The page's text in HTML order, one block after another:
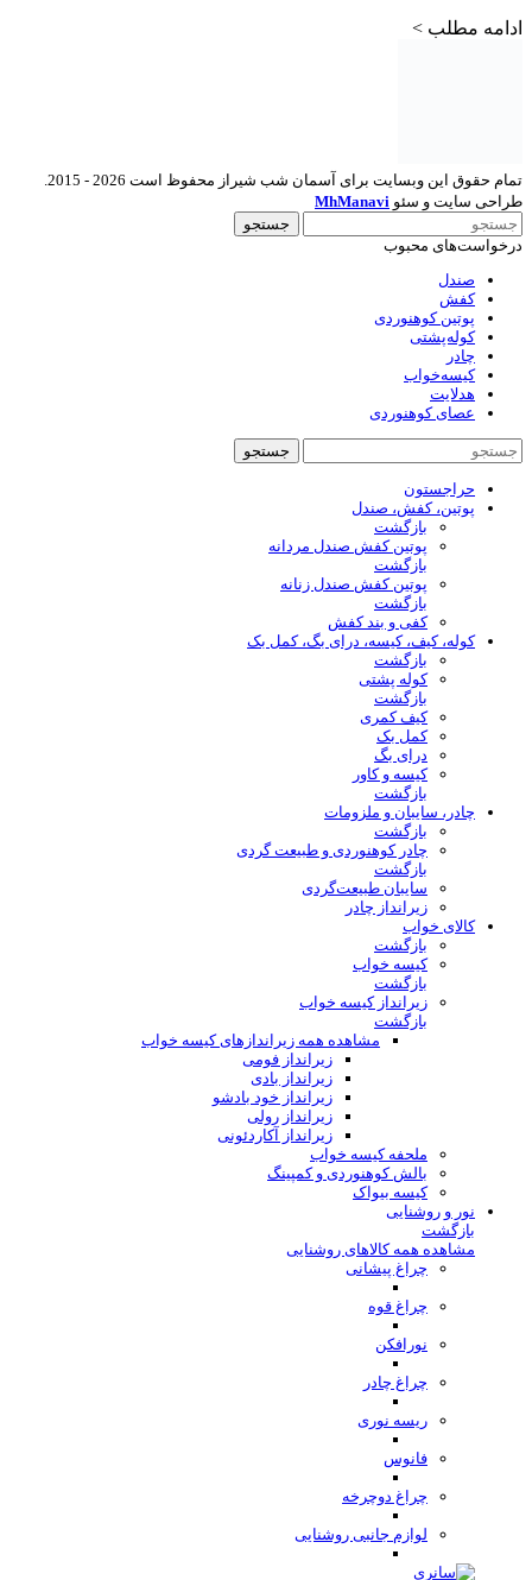
ادامه مطلب >
طراحی سایت و سئو MhManavi
جستجو
درخواست‌های محبوب
صندل
کفش
پوتین کوهنوردی
کوله‌پشتی
چادر
کیسه‌خواب
هدلایت
عصای کوهنوردی
جستجو
حراجستون
پوتین، کفش، صندل
بازگشت
پوتین کفش صندل مردانه
بازگشت
پوتین کفش صندل زنانه
بازگشت
کفی و بند کفش
کوله، کیف، کیسه، درای بگ، کمل بک
بازگشت
کوله پشتی
بازگشت
کیف کمری
کمل بک
درای بگ
کیسه و کاور
بازگشت
چادر، سایبان و ملزومات
بازگشت
چادر کوهنوردی و طبیعت گردی
بازگشت
سایبان طبیعت‌گردی
زیرانداز چادر
کالای خواب
بازگشت
کیسه خواب
بازگشت
زیرانداز کیسه خواب
بازگشت
مشاهده همه زیراندازهای کیسه خواب
زیرانداز فومی
زیرانداز بادی
زیرانداز خود بادشو
زیرانداز رولی
زیرانداز آکاردئونی
ملحفه کیسه خواب
بالش کوهنوردی و کمپینگ
کیسه بیواک
نور و روشنایی
بازگشت
مشاهده همه کالاهای روشنایی
چراغ پیشانی
چراغ قوه
نورافکن
چراغ چادر
ریسه نوری
فانوس
چراغ دوچرخه
لوازم جانبی روشنایی